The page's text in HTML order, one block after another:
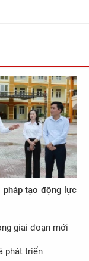
pháp tạo động lực
giai đoạn mới
phát triển